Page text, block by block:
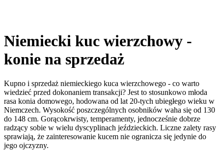
Niemiecki kuc wierzchowy -
konie na sprzedaż
Kupno i sprzedaż niemieckiego kuca wierzchowego - co warto
wiedzieć przed dokonaniem transakcji? Jest to stosunkowo młoda
rasa konia domowego, hodowana od lat 20-tych ubiegłego wieku w
Niemczech. Wysokość poszczególnych osobników waha się od 130
do 148 cm. Gorącokrwisty, temperamenty, jednocześnie dobrze
radzący sobie w wielu dyscyplinach jeździeckich. Liczne zalety rasy
sprawiają, że zainteresowanie kucem nie ogranicza się jedynie do
jego ojczyzny.